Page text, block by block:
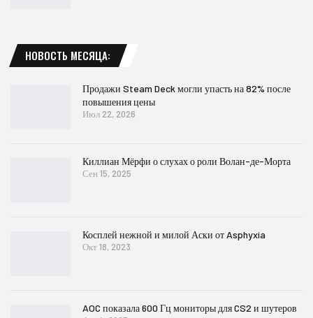
НОВОСТЬ МЕСЯЦА:
Продажи Steam Deck могли упасть на 82% после
повышения цены
Июл 22, 2026
Киллиан Мёрфи о слухах о роли Волан-де-Морта
Сен 15, 2025
Косплей нежной и милой Аски от Asphyxia
Окт 18, 2023
AOC показала 600 Гц мониторы для CS2 и шутеров